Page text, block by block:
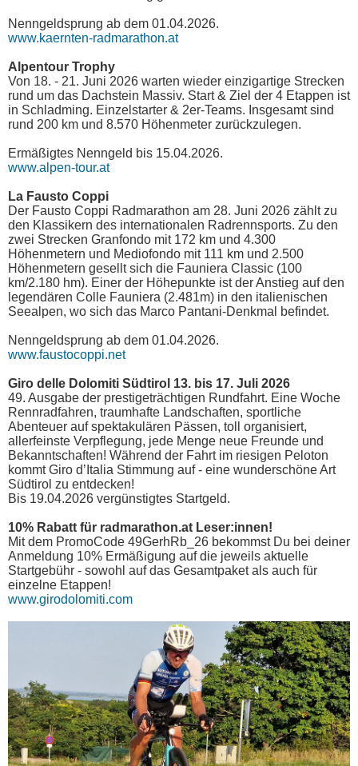
Nenngeldsprung ab dem 01.04.2026.
www.kaernten-radmarathon.at
Alpentour Trophy
Von 18. - 21. Juni 2026 warten wieder einzigartige Strecken
rund um das Dachstein Massiv. Start & Ziel der 4 Etappen ist
in Schladming. Einzelstarter & 2er-Teams. Insgesamt sind
rund 200 km und 8.570 Höhenmeter zurückzulegen.
Ermäßigtes Nenngeld bis 15.04.2026.
www.alpen-tour.at
La Fausto Coppi
Der Fausto Coppi Radmarathon am 28. Juni 2026 zählt zu
den Klassikern des internationalen Radrennsports. Zu den
zwei Strecken Granfondo mit 172 km und 4.300
Höhenmetern und Mediofondo mit 111 km und 2.500
Höhenmetern gesellt sich die Fauniera Classic (100
km/2.180 hm). Einer der Höhepunkte ist der Anstieg auf den
legendären Colle Fauniera (2.481m) in den italienischen
Seealpen, wo sich das Marco Pantani-Denkmal befindet.
Nenngeldsprung ab dem 01.04.2026.
www.faustocoppi.net
Giro delle Dolomiti Südtirol 13. bis 17. Juli 2026
49. Ausgabe der prestigeträchtigen Rundfahrt. Eine Woche
Rennradfahren, traumhafte Landschaften, sportliche
Abenteuer auf spektakulären Pässen, toll organisiert,
allerfeinste Verpflegung, jede Menge neue Freunde und
Bekanntschaften! Während der Fahrt im riesigen Peloton
kommt Giro d’Italia Stimmung auf - eine wunderschöne Art
Südtirol zu entdecken!
Bis 19.04.2026 vergünstigtes Startgeld.
10% Rabatt für radmarathon.at Leser:innen!
Mit dem PromoCode 49GerhRb_26 bekommst Du bei deiner
Anmeldung 10% Ermäßigung auf die jeweils aktuelle
Startgebühr - sowohl auf das Gesamtpaket als auch für
einzelne Etappen!
www.girodolomiti.com